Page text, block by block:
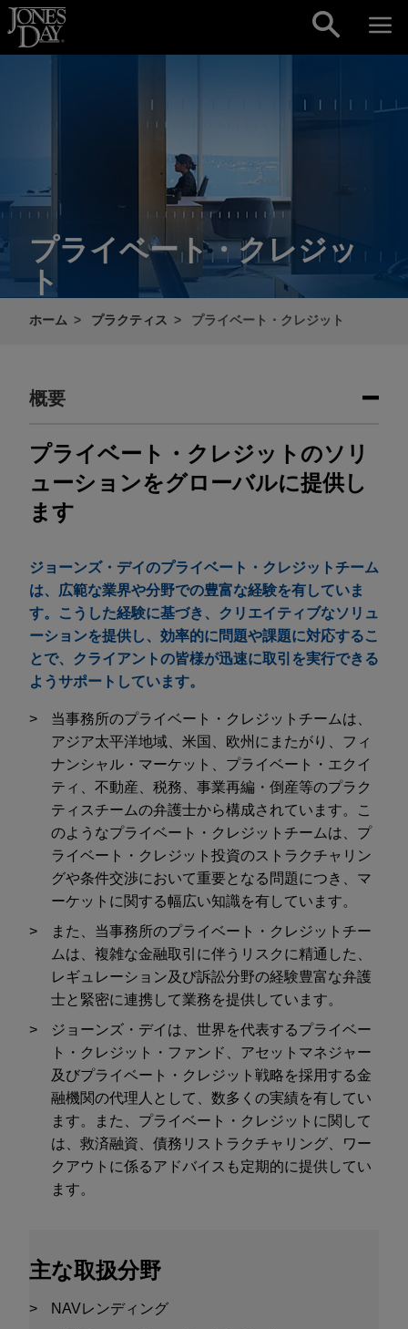
Skip to content
プライベート・クレジッ
ト
ホーム プラクティス プライベート・クレジット
概要
プライベート・クレジットのソリ
ューションをグローバルに提供し
ます
ジョーンズ・デイのプライベート・クレジットチーム
は、広範な業界や分野での豊富な経験を有していま
す。こうした経験に基づき、クリエイティブなソリュ
ーションを提供し、効率的に問題や課題に対応するこ
とで、クライアントの皆様が迅速に取引を実行できる
ようサポートしています。
当事務所のプライベート・クレジットチームは、
アジア太平洋地域、米国、欧州にまたがり、フィ
ナンシャル・マーケット、プライベート・エクイ
ティ、不動産、税務、事業再編・倒産等のプラク
ティスチームの弁護士から構成されています。こ
のようなプライベート・クレジットチームは、プ
ライベート・クレジット投資のストラクチャリン
グや条件交渉において重要となる問題につき、マ
ーケットに関する幅広い知識を有しています。
また、当事務所のプライベート・クレジットチー
ムは、複雑な金融取引に伴うリスクに精通した、
レギュレーション及び訴訟分野の経験豊富な弁護
士と緊密に連携して業務を提供しています。
ジョーンズ・デイは、世界を代表するプライベー
ト・クレジット・ファンド、アセットマネジャー
及びプライベート・クレジット戦略を採用する金
融機関の代理人として、数多くの実績を有してい
ます。また、プライベート・クレジットに関して
は、救済融資、債務リストラクチャリング、ワー
クアウトに係るアドバイスも定期的に提供してい
ます。
主な取扱分野
NAVレンディング